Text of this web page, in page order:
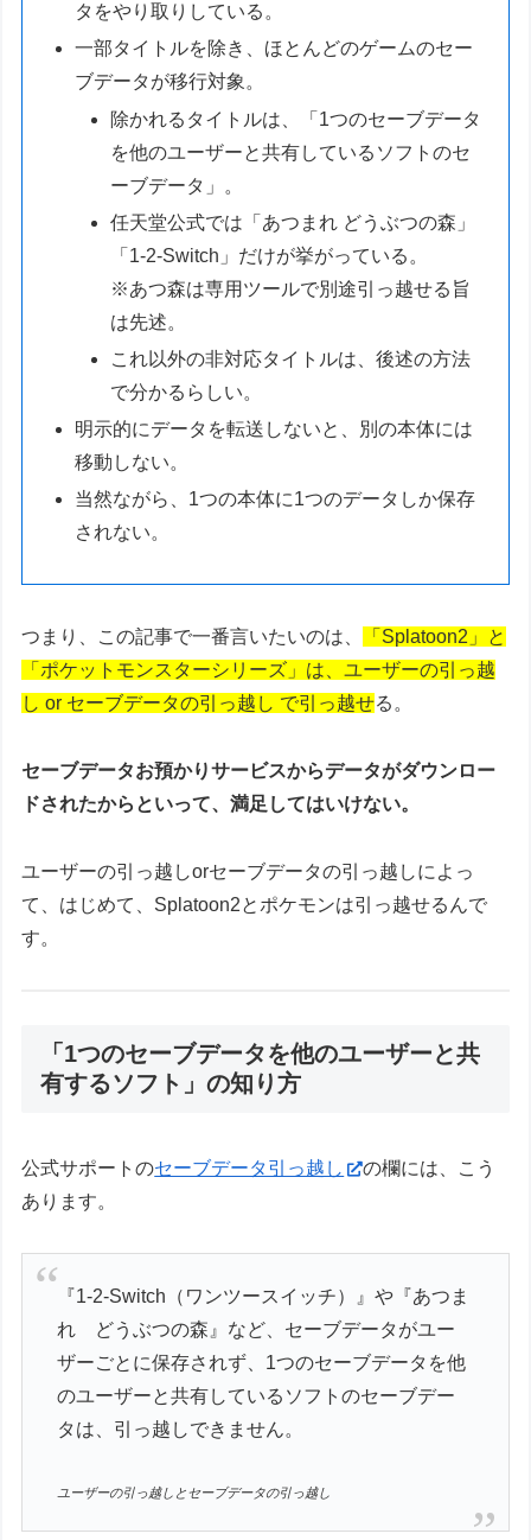
タをやり取りしている。
一部タイトルを除き、ほとんどのゲームのセー
ブデータが移行対象。
除かれるタイトルは、「1つのセーブデータ
を他のユーザーと共有しているソフトのセ
ーブデータ」。
任天堂公式では「あつまれ どうぶつの森」
「1-2-Switch」だけが挙がっている。
※あつ森は専用ツールで別途引っ越せる旨
は先述。
これ以外の非対応タイトルは、後述の方法
で分かるらしい。
明示的にデータを転送しないと、別の本体には
移動しない。
当然ながら、1つの本体に1つのデータしか保存
されない。
つまり、この記事で一番言いたいのは、
「Splatoon2」と
「ポケットモンスターシリーズ」は、ユーザーの引っ越
し or セーブデータの引っ越し で引っ越せる。
セーブデータお預かりサービスからデータがダウンロー
ドされたからといって、満足してはいけない。
ユーザーの引っ越しorセーブデータの引っ越しによっ
て、はじめて、Splatoon2とポケモンは引っ越せるんで
す。
「1つのセーブデータを他のユーザーと共
有するソフト」の知り方
公式サポートのセーブデータ引っ越し
の欄には、こう
あります。
『1-2-Switch（ワンツースイッチ）』や『あつま
れ どうぶつの森』など、セーブデータがユー
ザーごとに保存されず、1つのセーブデータを他
のユーザーと共有しているソフトのセーブデー
タは、引っ越しできません。
ユーザーの引っ越しとセーブデータの引っ越し